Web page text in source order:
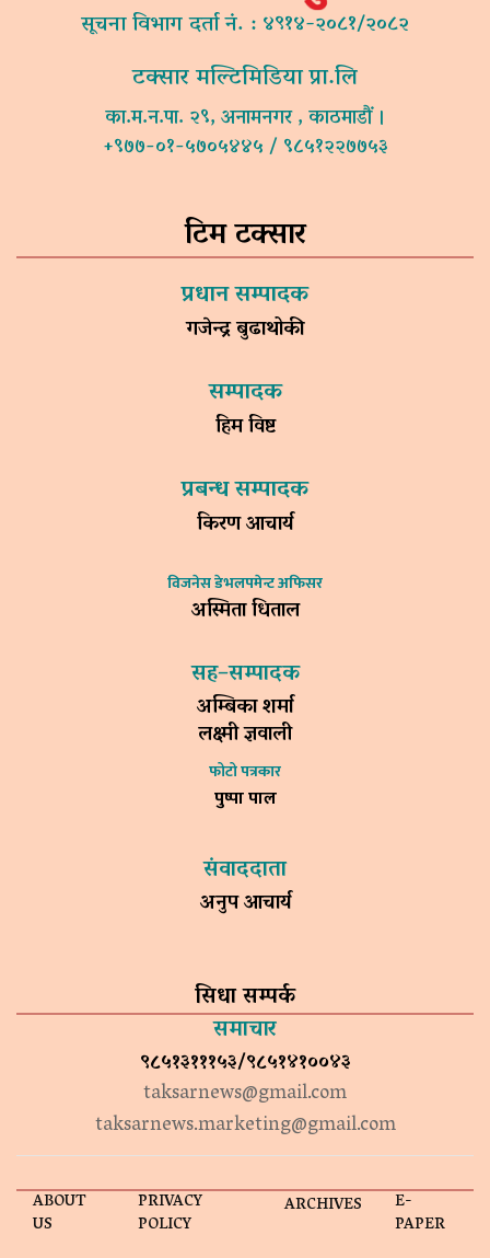
सूचना विभाग दर्ता नं. : ४९१४-२०८१/२०८२
टक्सार मल्टिमिडिया प्रा.लि
का.म.न.पा. २९, अनामनगर , काठमाडौं ।
+९७७-०१-५७०५४४५ / ९८५१२२७७५३
टिम टक्सार
प्रधान सम्पादक
गजेन्द्र बुढाथोकी
सम्पादक
हिम विष्ट
प्रबन्ध सम्पादक
किरण आचार्य
विजनेस डेभलपमेन्ट अफिसर
अस्मिता धिताल
सह–सम्पादक
अम्बिका शर्मा
लक्ष्मी ज्ञवाली
फोटो पत्रकार
पुष्पा पाल
संवाददाता
अनुप आचार्य
सिधा सम्पर्क
समाचार
९८५१३१११५३/९८५१४१००४३
taksarnews@gmail.com
taksarnews.marketing@gmail.com
ABOUT
US
PRIVACY
POLICY
ARCHIVES E-
PAPER